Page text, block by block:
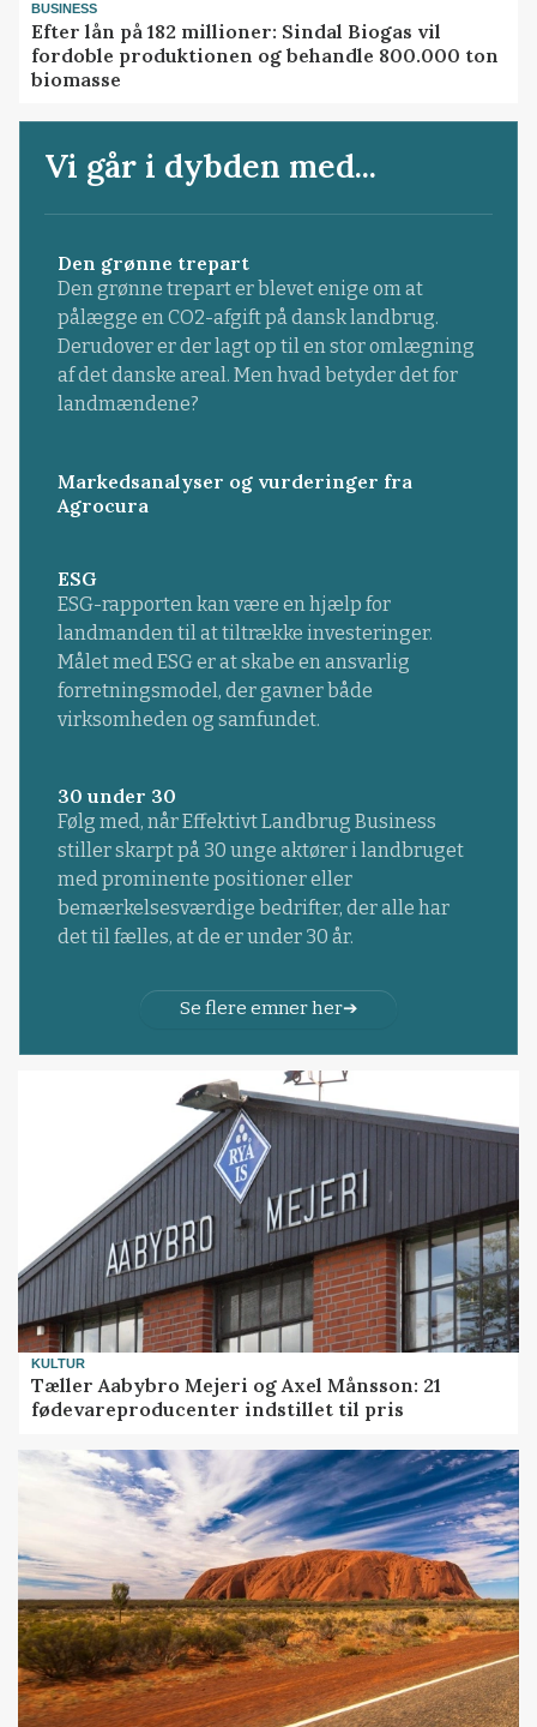
BUSINESS
Efter lån på 182 millioner: Sindal Biogas vil
fordoble produktionen og behandle 800.000 ton
biomasse
Vi går i dybden med...
Den grønne trepart
Den grønne trepart er blevet enige om at
pålægge en CO2-afgift på dansk landbrug.
Derudover er der lagt op til en stor omlægning
af det danske areal. Men hvad betyder det for
landmændene?
Markedsanalyser og vurderinger fra
Agrocura
ESG
ESG-rapporten kan være en hjælp for
landmanden til at tiltrække investeringer.
Målet med ESG er at skabe en ansvarlig
forretningsmodel, der gavner både
virksomheden og samfundet.
30 under 30
Følg med, når Effektivt Landbrug Business
stiller skarpt på 30 unge aktører i landbruget
med prominente positioner eller
bemærkelsesværdige bedrifter, der alle har
det til fælles, at de er under 30 år.
Se flere emner her
KULTUR
Tæller Aabybro Mejeri og Axel Månsson: 21
fødevareproducenter indstillet til pris